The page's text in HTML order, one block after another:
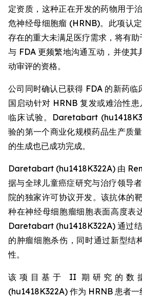
定资质，这种正在开发的药物用于
危神经母细胞瘤 (HRNB)。此项认
存在的重大未满足医疗需求，将有
与 FDA 更频繁地沟通互动，并使其
动审评的资格。
公司同时确认已获得 FDA 的新药临
国启动针对 HRNB 复发或难治性
临床试验。Daretabart
验的第一个商业化规模药品生产质
的生成也已成功完成。
Daretabart (hu1418K322A) 由
据与全球儿童癌症研究与治疗领导
院的独家许可协议开发。该抗体的
种在神经母细胞瘤细胞表面高度表
Daretabart (hu1418K322A) 通过
的肿瘤细胞杀伤，同时通过新型结
性。
该项目基于 II 期研究的数
(hu1418K322A) 作为 HRNB 患者